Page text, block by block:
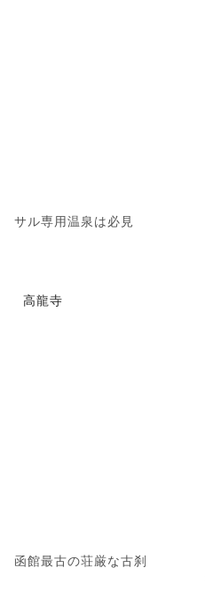
サル専用温泉は必見
高龍寺
函館最古の荘厳な古刹